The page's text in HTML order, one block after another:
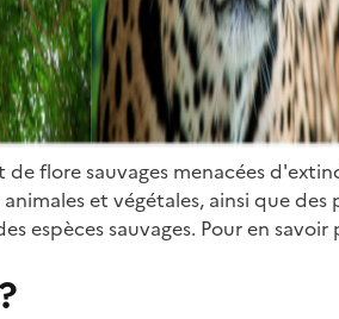
flore sauvages menacées
et végétales, ainsi que
sauvages. Pour en